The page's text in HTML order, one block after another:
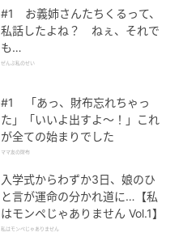
#1 お義姉さんたちくるって、
私話したよね？ ねぇ、それで
も…
ぜんぶ私のせい
#1 「あっ、財布忘れちゃっ
た」「いいよ出すよ〜！」これ
が全ての始まりでした
ママ友の財布
入学式からわずか3日、娘のひ
と言が運命の分かれ道に…【私
はモンペじゃありません Vol.1】
私はモンペじゃありません